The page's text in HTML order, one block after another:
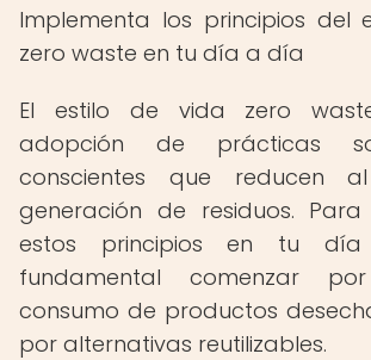
Implementa los principios del
zero waste en tu día a día
El estilo de vida zero
adopción de prácticas
conscientes que reducen
generación de residuos.
estos principios en tu
fundamental comenzar
consumo de productos
por alternativas reutilizables.